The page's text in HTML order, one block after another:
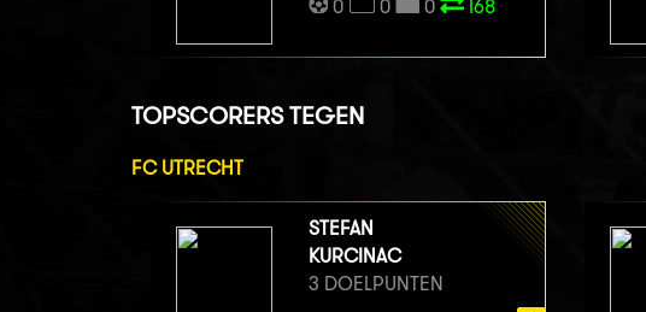
0
0 0 I68
TOPSCORERS TEGEN
FC UTRECHT
STEFAN
KURCINAC
3 DOELPUNTEN